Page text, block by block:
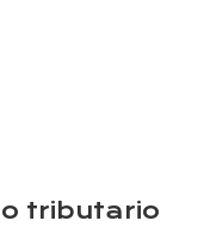
tributario